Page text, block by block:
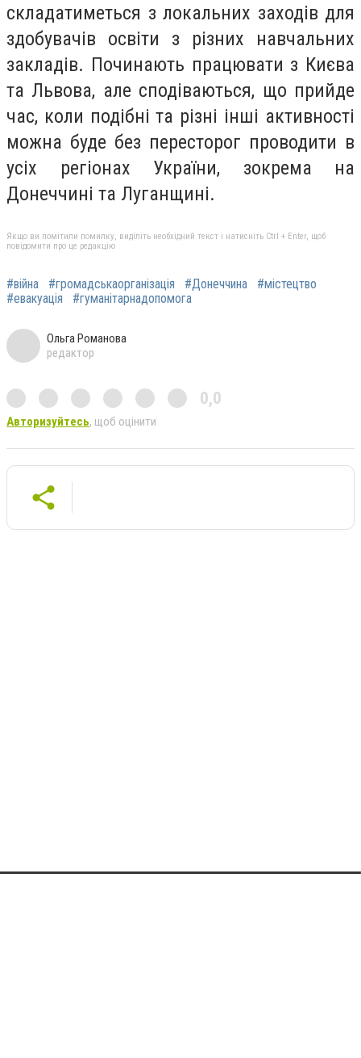
складатиметься з локальних заходів для
здобувачів освіти з різних навчальних
закладів. Починають працювати з Києва
та Львова, але сподіваються, що прийде
час, коли подібні та різні інші активності
можна буде без пересторог проводити в
усіх регіонах України, зокрема на
Донеччині та Луганщині.
Якщо ви помітили помилку, виділіть необхідний текст і натисніть Ctrl + Enter, щоб
повідомити про це редакцію
#війна #громадськаорганізація #Донеччина
#містецтво
#евакуація
#гуманітарнадопомога
Ольга Романова
редактор
0,0
Авторизуйтесь, щоб оцінити